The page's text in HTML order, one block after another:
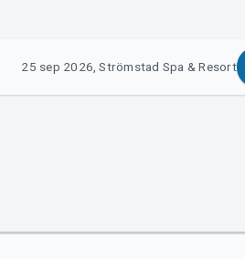
25 sep 2026, Strömstad Spa & Resort